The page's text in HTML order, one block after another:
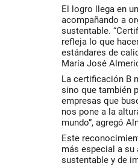
El logro llega en
acompañando a
sustentable.
refleja lo que
estándares de
María José
La certificación B
sino que también
empresas que
nos pone a la
mundo”, agregó
Este
más especial a su
sustentable y de